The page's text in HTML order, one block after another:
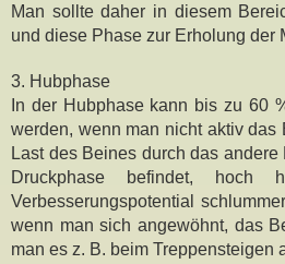
Man sollte daher in diesem
und diese Phase zur Erholung der
3. Hubphase
In der Hubphase kann bis zu 60
werden, wenn man nicht aktiv das
Last des Beines durch das
Druckphase befindet,
Verbesserungspotential
wenn man sich angewöhnt, das
man es z. B. beim Treppensteigen